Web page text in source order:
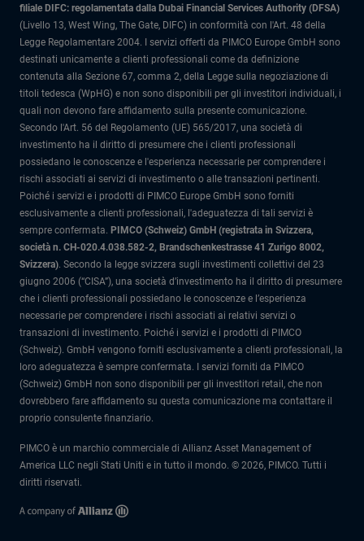
filiale DIFC: regolamentata dalla Dubai Financial Services Authority (DFSA)
(Livello 13, West Wing, The Gate, DIFC) in conformità con l'Art. 48 della
Legge Regolamentare 2004. I servizi offerti da PIMCO Europe GmbH sono
destinati unicamente a clienti professionali come da definizione
contenuta alla Sezione 67, comma 2, della Legge sulla negoziazione di
titoli tedesca (WpHG) e non sono disponibili per gli investitori individuali, i
quali non devono fare affidamento sulla presente comunicazione.
Secondo l'Art. 56 del Regolamento (UE) 565/2017, una società di
investimento ha il diritto di presumere che i clienti professionali
possiedano le conoscenze e l'esperienza necessarie per comprendere i
rischi associati ai servizi di investimento o alle transazioni pertinenti.
Poiché i servizi e i prodotti di PIMCO Europe GmbH sono forniti
esclusivamente a clienti professionali, l'adeguatezza di tali servizi è
sempre confermata. PIMCO (Schweiz) GmbH (registrata in Svizzera,
società n. CH-020.4.038.582-2, Brandschenkestrasse 41 Zurigo 8002,
Svizzera). Secondo la legge svizzera sugli investimenti collettivi del 23
giugno 2006 (“CISA”), una società d’investimento ha il diritto di presumere
che i clienti professionali possiedano le conoscenze e l’esperienza
necessarie per comprendere i rischi associati ai relativi servizi o
transazioni di investimento. Poiché i servizi e i prodotti di PIMCO
(Schweiz). GmbH vengono forniti esclusivamente a clienti professionali, la
loro adeguatezza è sempre confermata.
I servizi forniti da PIMCO
(Schweiz) GmbH non sono disponibili per gli investitori retail, che non
dovrebbero fare affidamento su questa comunicazione ma contattare il
proprio consulente finanziario.
PIMCO è un marchio commerciale di Allianz Asset Management of
America LLC negli Stati Uniti e in tutto il mondo. © 2026, PIMCO. Tutti i
diritti riservati.